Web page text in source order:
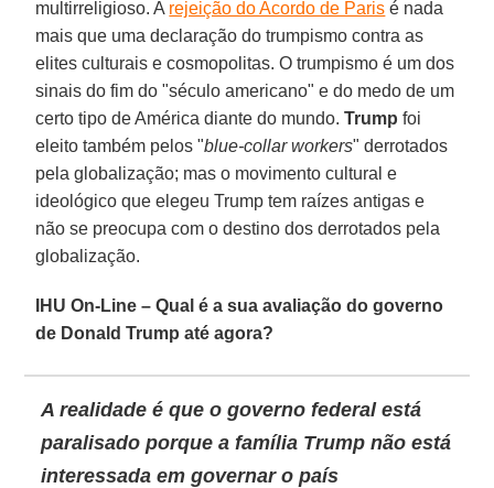
multirreligioso. A rejeição do Acordo de Paris é nada
mais que uma declaração do trumpismo contra as
elites culturais e cosmopolitas. O trumpismo é um dos
sinais do fim do "século americano" e do medo de um
certo tipo de América diante do mundo.Trump foi
eleito também pelos "blue-collar workers" derrotados
pela globalização; mas o movimento cultural e
ideológico que elegeu Trump tem raízes antigas e
não se preocupa com o destino dos derrotados pela
globalização.
IHU On-Line – Qual é a sua avaliação do governo
de Donald Trump até agora?
A realidade é que o governo federal está
paralisado porque a família Trump não está
interessada em governar o país